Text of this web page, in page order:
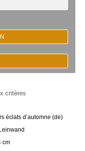
critères
éclats d’automne (de)
cm